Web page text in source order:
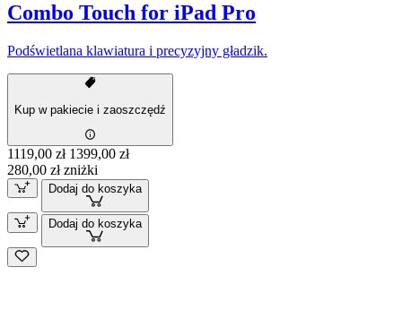
Combo Touch for iPad Pro
Podświetlana klawiatura i precyzyjny gładzik.
Kup w pakiecie i zaoszczędź
1119,00 zł 1399,00 zł
280,00 zł zniżki
Dodaj do koszyka
Dodaj do koszyka